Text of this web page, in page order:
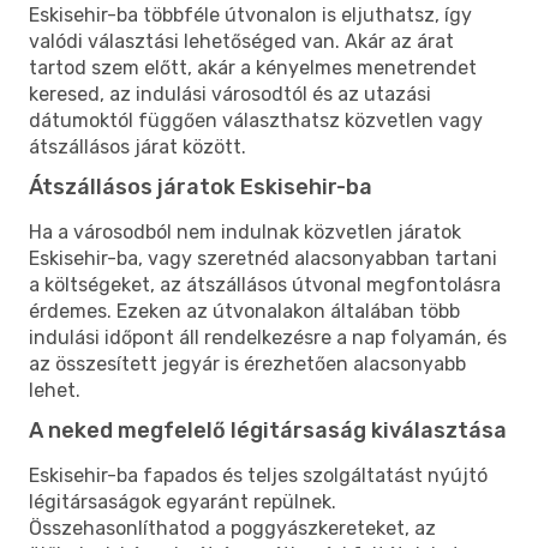
Eskisehir-ba többféle útvonalon is eljuthatsz, így
valódi választási lehetőséged van. Akár az árat
tartod szem előtt, akár a kényelmes menetrendet
keresed, az indulási városodtól és az utazási
dátumoktól függően választhatsz közvetlen vagy
átszállásos járat között.
Átszállásos járatok Eskisehir-ba
Ha a városodból nem indulnak közvetlen járatok
Eskisehir-ba, vagy szeretnéd alacsonyabban tartani
a költségeket, az átszállásos útvonal megfontolásra
érdemes. Ezeken az útvonalakon általában több
indulási időpont áll rendelkezésre a nap folyamán, és
az összesített jegyár is érezhetően alacsonyabb
lehet.
A neked megfelelő légitársaság kiválasztása
Eskisehir-ba fapados és teljes szolgáltatást nyújtó
légitársaságok egyaránt repülnek.
Összehasonlíthatod a poggyászkereteket, az